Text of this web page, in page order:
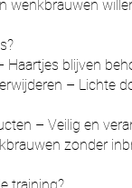
wenkbrauwen
Haartjes blijven
– Lichte
– Veilig en
zonder